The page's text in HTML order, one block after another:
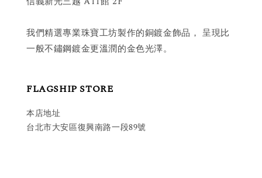
我們精選專業珠寶工坊製作的銅鍍金飾品， 呈現比
一般不鏽鋼鍍金更溫潤的金色光澤。
FLAGSHIP STORE
本店地址
台北市大安區復興南路一段89號